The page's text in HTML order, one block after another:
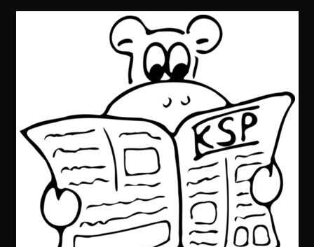
Výsledky soutěžní úlohy
Komentáře
Výsledky
Kuchařky
Grafy
Protokol HTTP
Hledání v textu